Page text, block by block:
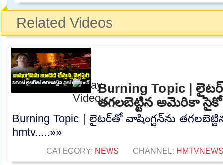
Related Videos
Burning Topic |
తగలబెట్టిన అమెరికా సైకో
Burning Topic | లైటర్‌తో వాషింగ్టన్‌ను
hmtv.....»»
CATEGORY: NEWS CHANNEL: HMTVNEWS